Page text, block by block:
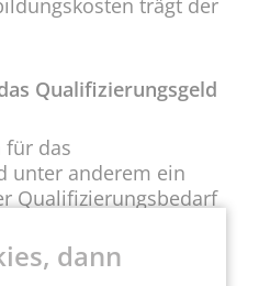
trägt der
Qualifizierungsgeld
für das
unter anderem ein
Qualifizierungsbedarf
Teils der Belegschaft,
oder ein
(ausgenommen
dann